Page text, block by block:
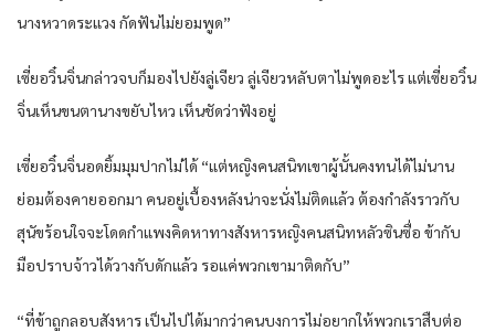
นางหวาดระแวง กัดฟันไม่ยอมพูด”
เซี่ยอวิ๋นจิ่นกล่าวจบก็มองไปยังลู่เจียว ลู่เจียวหลับตาไม่พูดอะไร แต่เซี่ยอวิ๋น
จิ่นเห็นขนตานางขยับไหว เห็นชัดว่าฟังอยู่
เซี่ยอวิ๋นจิ่นอดยิ้มมุมปากไม่ได้ “แต่หญิงคนสนิทเขาผู้นั้นคงทนได้ไม่นาน
ย่อมต้องคายออกมา คนอยู่เบื้องหลังน่าจะนั่งไม่ติดแล้ว ต้องกำลังราวกับ
สุนัขร้อนใจจะโดดกำแพงคิดหาทางสังหารหญิงคนสนิทหลัวซินซื่อ ข้ากับ
มือปราบจ้าวได้วางกับดักแล้ว รอแค่พวกเขามาติดกับ”
“ที่ข้าถูกลอบสังหาร เป็นไปได้มากว่าคนบงการไม่อยากให้พวกเราสืบต่อ